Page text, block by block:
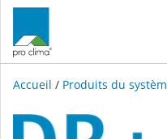
Accueil / Produits du